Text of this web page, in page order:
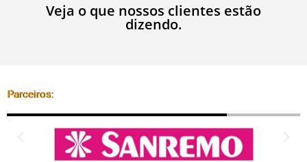
Veja o que nossos clientes estão
dizendo.
Parceiros: